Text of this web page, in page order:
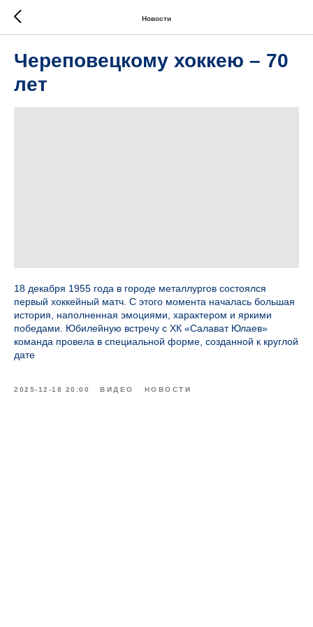
Новости
Череповецкому хоккею – 70
лет
18 декабря 1955 года в городе металлургов состоялся
первый хоккейный матч. С этого момента началась большая
история, наполненная эмоциями, характером и яркими
победами. Юбилейную встречу с ХК «Салават Юлаев»
команда провела в специальной форме, созданной к круглой
дате
2025-12-18 20:00 ВИДЕО НОВОСТИ